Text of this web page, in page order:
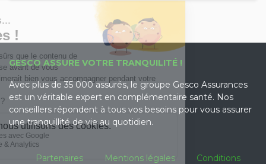
GESCO ASSURE VOTRE TRANQUILITÉ !
Avec plus de 35 000 assurés, le groupe Gesco Assurances
est un véritable expert en complémentaire santé. Nos
conseillers répondent à tous vos besoins pour vous assurer
une tranquillité de vie au quotidien.
Partenaires Mentions légales Conditions